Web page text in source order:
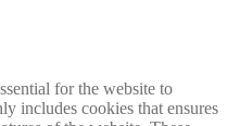
for the website to
includes cookies that ensures